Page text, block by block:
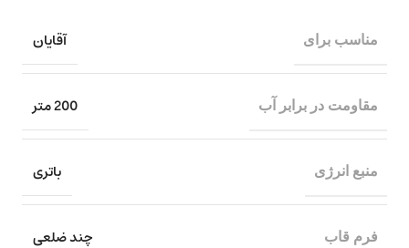
مناسب برای آقایان
مقاومت در برابر آب 200 متر
منبع انرژی باتری
فرم قاب چند ضلعی